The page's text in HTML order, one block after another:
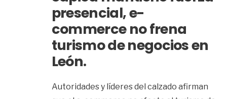
presencial, e-
commerce no frena
turismo de negocios en
León.
Autoridades y líderes del calzado afirman